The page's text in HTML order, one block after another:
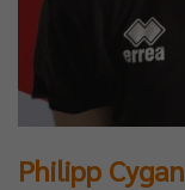
Philipp Cygan